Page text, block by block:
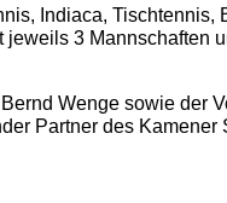
Indiaca,
3 Mannschaften
Wenge sowie der
Partner des